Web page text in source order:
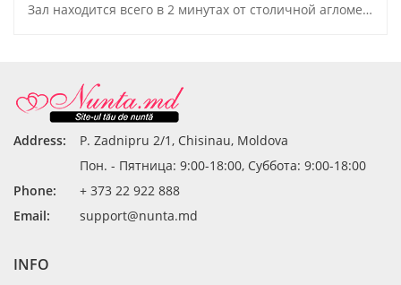
Зал находится всего в 2 минутах от столичной агломерации
Address:
P. Zadnipru 2/1, Chisinau, Moldova
Пон. - Пятница: 9:00-18:00, Суббота: 9:00-18:00
Phone:
+ 373 22 922 888
Email:
support@nunta.md
INFO